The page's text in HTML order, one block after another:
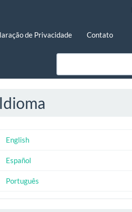
de Privacidade Contato
Idioma
English
Español
Português